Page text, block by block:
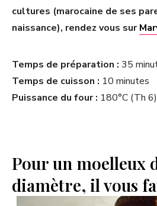
cultures (marocaine de ses
naissance), rendez vous sur
Temps de préparation : 35
Temps de cuisson : 10 minutes
Puissance du four : 180°C (Th 6)
Pour un moelleux
diamètre, il vous